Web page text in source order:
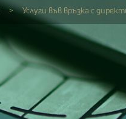
> Услуги във връзка с